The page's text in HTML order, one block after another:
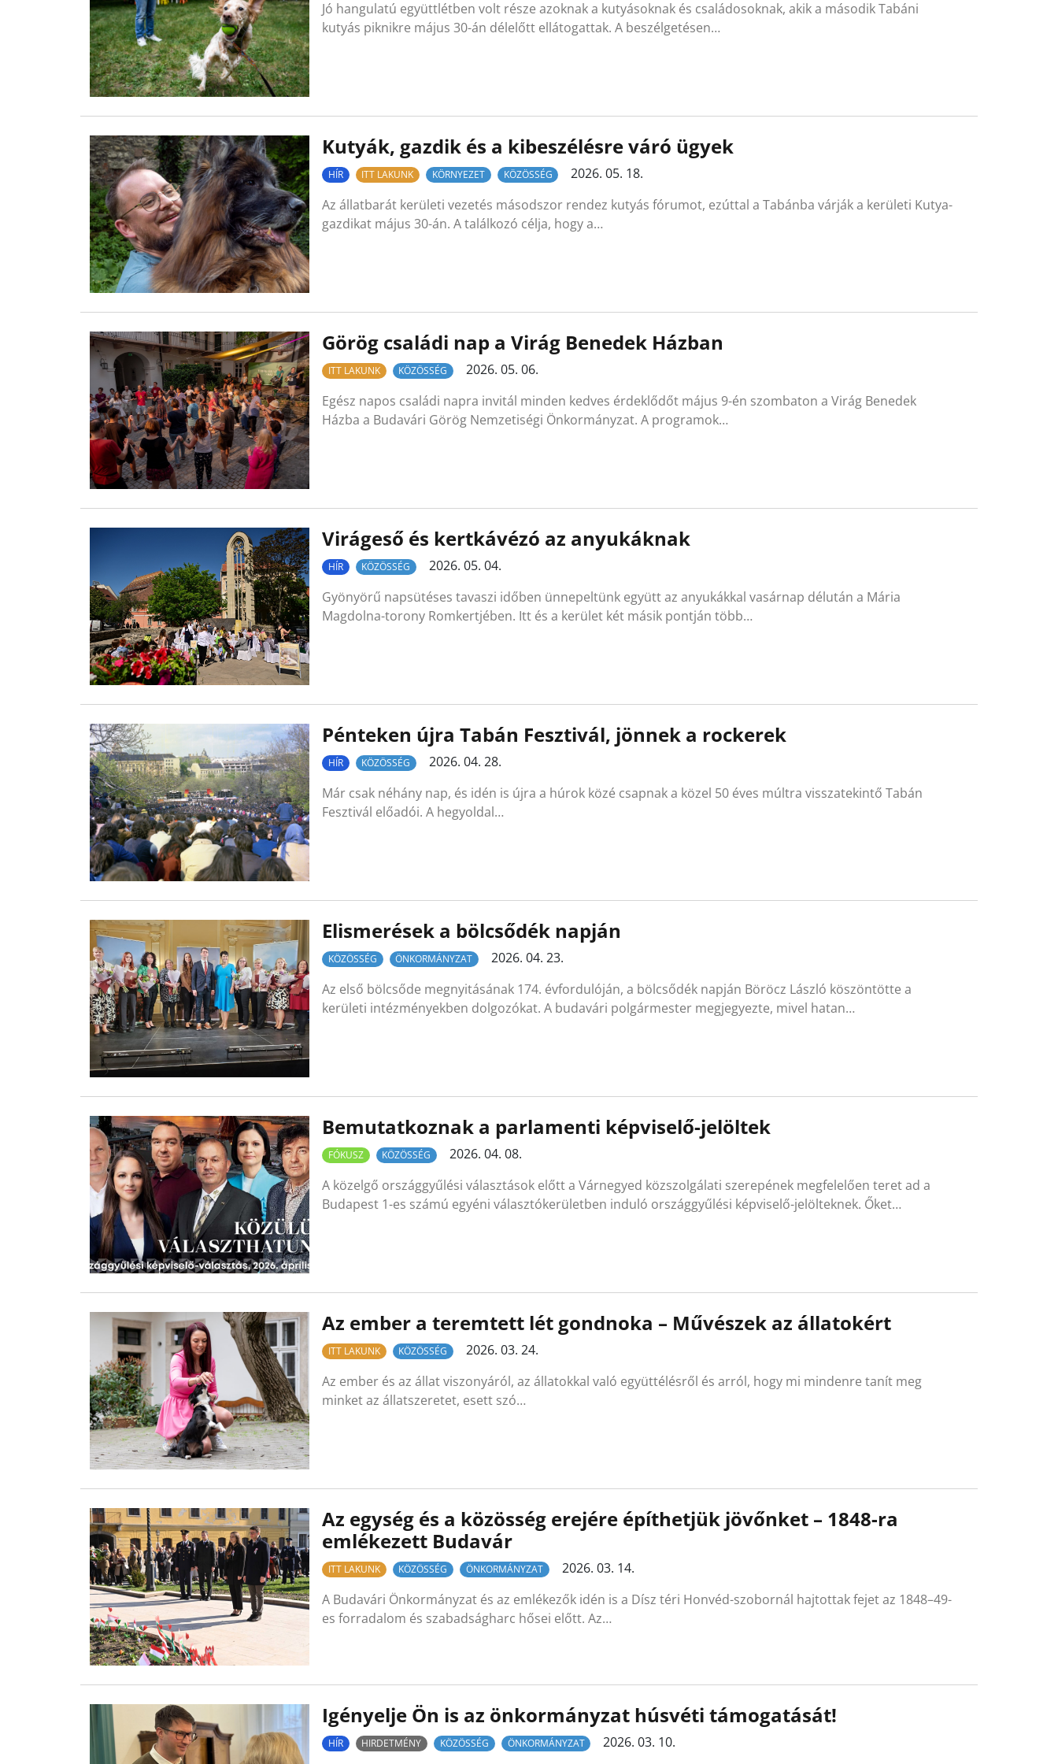
Jó hangulatú együttlétben volt része azoknak a kutyásoknak és családosoknak, akik a második Tabáni
kutyás piknikre május 30-án délelőtt ellátogattak. A beszélgetésen…
Kutyák, gazdik és a kibeszélésre váró ügyek
HÍR ITT LAKUNK KÖRNYEZET KÖZÖSSÉG
2026. 05. 18.
Az állatbarát kerületi vezetés másodszor rendez kutyás fórumot, ezúttal a Tabánba várják a kerületi Kutya-
gazdikat május 30-án. A találkozó célja, hogy a…
Görög családi nap a Virág Benedek Házban
ITT LAKUNK KÖZÖSSÉG
2026. 05. 06.
Egész napos családi napra invitál minden kedves érdeklődőt május 9-én szombaton a Virág Benedek
Házba a Budavári Görög Nemzetiségi Önkormányzat. A programok…
Virágeső és kertkávézó az anyukáknak
HÍR KÖZÖSSÉG
2026. 05. 04.
Gyönyörű napsütéses tavaszi időben ünnepeltünk együtt az anyukákkal vasárnap délután a Mária
Magdolna-torony Romkertjében. Itt és a kerület két másik pontján több…
Pénteken újra Tabán Fesztivál, jönnek a rockerek
HÍR KÖZÖSSÉG
2026. 04. 28.
Már csak néhány nap, és idén is újra a húrok közé csapnak a közel 50 éves múltra visszatekintő Tabán
Fesztivál előadói. A hegyoldal…
Elismerések a bölcsődék napján
KÖZÖSSÉG ÖNKORMÁNYZAT
2026. 04. 23.
Az első bölcsőde megnyitásának 174. évfordulóján, a bölcsődék napján Böröcz László köszöntötte a
kerületi intézményekben dolgozókat. A budavári polgármester megjegyezte, mivel hatan…
Bemutatkoznak a parlamenti képviselő-jelöltek
FÓKUSZ KÖZÖSSÉG
2026. 04. 08.
A közelgő országgyűlési választások előtt a Várnegyed közszolgálati szerepének megfelelően teret ad a
Budapest 1-es számú egyéni választókerületben induló országgyűlési képviselő-jelölteknek. Őket…
Az ember a teremtett lét gondnoka – Művészek az állatokért
ITT LAKUNK KÖZÖSSÉG
2026. 03. 24.
Az ember és az állat viszonyáról, az állatokkal való együttélésről és arról, hogy mi mindenre tanít meg
minket az állatszeretet, esett szó…
Az egység és a közösség erejére építhetjük jövőnket – 1848-ra
emlékezett Budavár
ITT LAKUNK KÖZÖSSÉG ÖNKORMÁNYZAT
2026. 03. 14.
A Budavári Önkormányzat és az emlékezők idén is a Dísz téri Honvéd-szobornál hajtottak fejet az 1848–49-
es forradalom és szabadságharc hősei előtt. Az…
Igényelje Ön is az önkormányzat húsvéti támogatását!
HÍR HIRDETMÉNY KÖZÖSSÉG ÖNKORMÁNYZAT
2026. 03. 10.